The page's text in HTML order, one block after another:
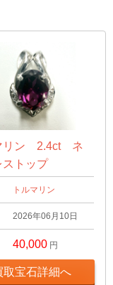
リン 2.4ct ネ
ストップ
トルマリン
2026年06月10日
40,000 円
取宝石詳細へ